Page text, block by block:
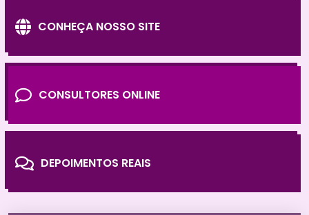
CONHEÇA NOSSO SITE
CONSULTORES ONLINE
DEPOIMENTOS REAIS